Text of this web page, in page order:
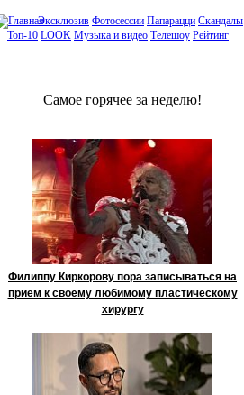
Эксклюзив Фотосессии Папарацци Скандалы
Топ-10 LOOK Музыка и видео Телешоу Рейтинг
Сaмое гoрячее за неделю!
Филиппу Киркорову пора записываться на
прием к своему любимому пластическому
хирургу